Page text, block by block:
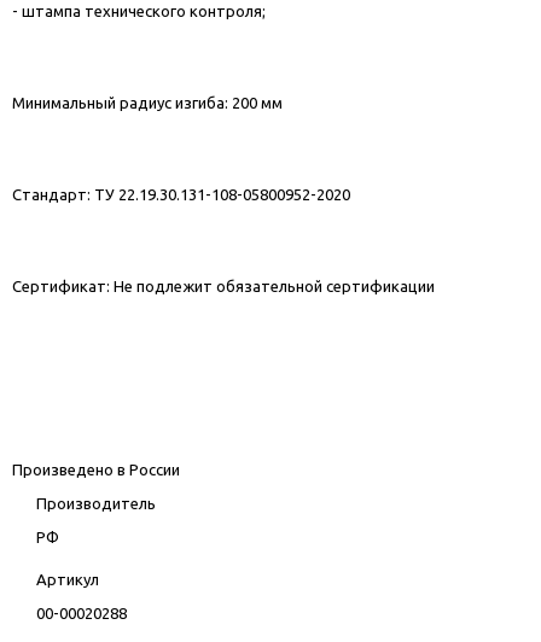
- штампа технического контроля;
Минимальный радиус изгиба: 200 мм
Стандарт: ТУ 22.19.30.131-108-05800952-2020
Сертификат: Не подлежит обязательной сертификации
Произведено в России
Производитель
РФ
Артикул
00-00020288